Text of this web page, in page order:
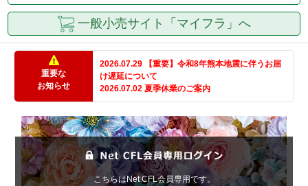
一般小売サイト「マイフラ」へ
重要な
お知らせ
2026.07.29 【重要】令和8年熊本地震に伴うお届
け遅延について
2026.07.02 夏季休業のご案内
こちらはNet CFL会員専用です。